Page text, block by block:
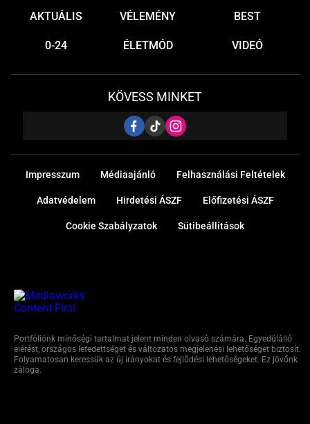
AKTUÁLIS VÉLEMÉNY BEST
0-24 ÉLETMÓD VIDEÓ
KÖVESS MINKET
Impresszum Médiaajánló Felhasználási Feltételek
Adatvédelem Hirdetési ÁSZF Előfizetési ÁSZF
Cookie Szabályzatok Sütibeállítások
Portfóliónk minőségi tartalmat jelent minden olvasó számára. Egyedülálló
elérést, országos lefedettséget és változatos megjelenési lehetőséget biztosít.
Folyamatosan keressük az új irányokat és fejlődési lehetőségeket. Ez jövőnk
záloga.